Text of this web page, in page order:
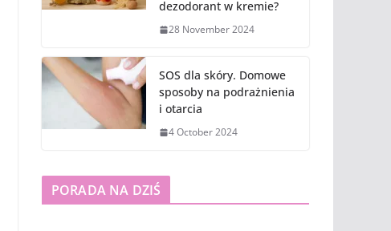
dezodorant w kremie?
28 November 2024
SOS dla skóry. Domowe
sposoby na podrażnienia
i otarcia
4 October 2024
PORADA NA DZIŚ